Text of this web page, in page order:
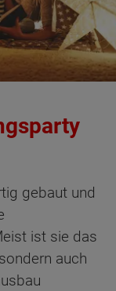
gebaut und
ist sie das
auch